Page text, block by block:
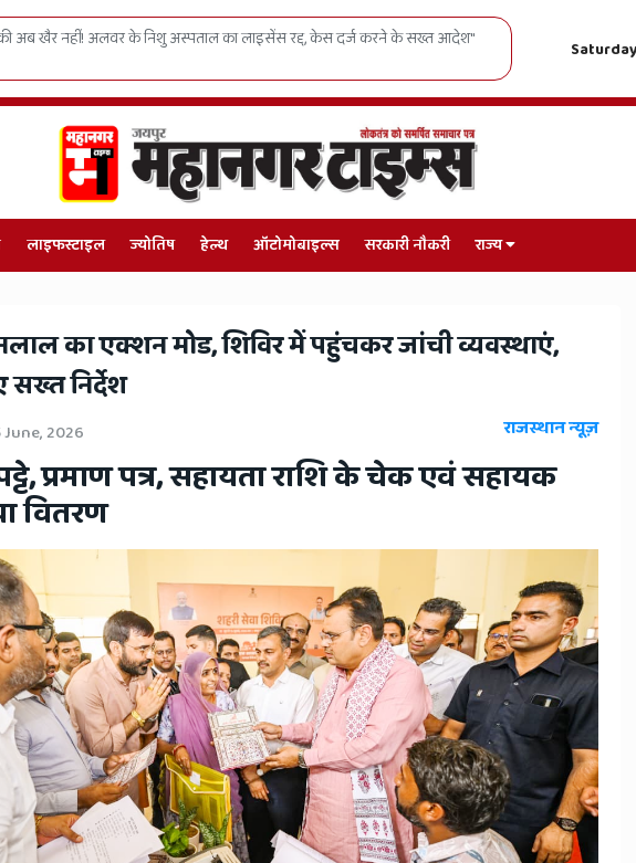
में युवाओं को निर्वाचन आयुक्त का सीधा संदेश, निष्पक्ष मतदान से ही मजबूत होगा देश "6 महीने सिर्फ
लाइफस्टाइल ज्योतिष हेल्थ ऑटोमोबाइल्स सरकारी नौकरी राज्य
का एक्शन मोड, शिविर में पहुंचकर जांची व्यवस्थाएं,
सख्त निर्देश
June, 2026 राजस्थान न्यूज़
प्रमाण पत्र, सहायता राशि के चेक एवं सहायक
वितरण